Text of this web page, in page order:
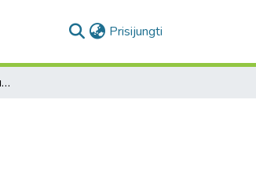
Prisijungti
collection.search.breadcrumbs